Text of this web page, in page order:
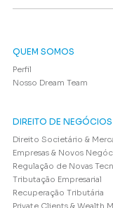
QUEM SOMOS
Perfil
Nosso Dream Team
DIREITO DE NEGÓCIOS
Direito Societário &
Empresas & Novos
Regulação de Novas
Tributação Empresarial
Recuperação Tributária